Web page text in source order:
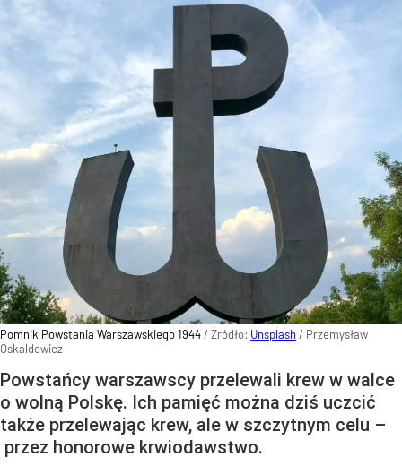
Pomnik Powstania Warszawskiego 1944/ Źródło: Unsplash / Przemysław
Oskaldowicz
Powstańcy warszawscy przelewali krew w walce
o wolną Polskę. Ich pamięć można dziś uczcić
także przelewając krew, ale w szczytnym celu –
przez honorowe krwiodawstwo.